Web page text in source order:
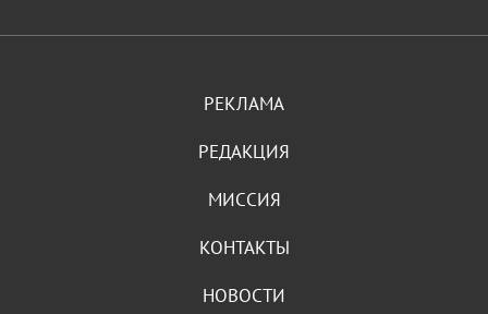
РЕКЛАМА
РЕДАКЦИЯ
МИССИЯ
КОНТАКТЫ
НОВОСТИ